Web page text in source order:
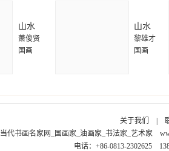
山水
萧俊贤
国画
山水
黎雄才
国画
关于我们
当代书画名家网_国画家_油画家_书法家_艺术家
电话：+86-0813-2302625